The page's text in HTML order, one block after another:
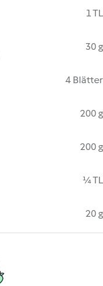
1 TL
30 g
4 Blätter
200 g
200 g
¼ TL
20 g